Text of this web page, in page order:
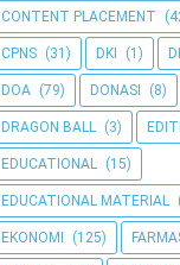
CONTENT PLACEMENT
CPNS (31) DKI (1)
DOA (79) DONASI (8)
DRAGON BALL (3)
EDUCATIONAL (15)
EDUCATIONAL MATERIAL
EKONOMI (125)